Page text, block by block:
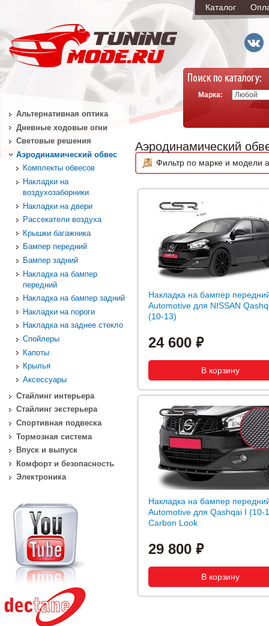
Каталог
Марка:
Аэродинамический
Фильтр по марке и модели
Накладка на бампер
Automotive для NISSAN
(10-13)
24 600
Накладка на бампер
Automotive для Qashqai I (10-
Carbon Look
29 800
Альтернативная оптика
Дневные ходовые огни
Световые решения
Аэродинамический обвес
Комплекты обвесов
Накладки на
воздухозаборники
Накладки на двери
Рассекатели воздуха
Крышки багажника
Бампер передний
Бампер задний
Накладка на бампер
передний
Накладка на бампер задний
Накладки на пороги
Накладка на заднее стекло
Спойлеры
Капоты
Крылья
Аксессуары
Стайлинг интерьера
Стайлинг экстерьера
Спортивная подвеска
Тормозная система
Впуск и выпуск
Комфорт и безопасность
Электроника